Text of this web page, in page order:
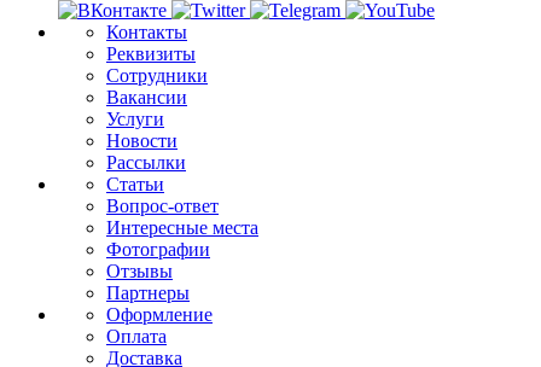
Контакты
Реквизиты
Сотрудники
Вакансии
Услуги
Новости
Рассылки
Статьи
Вопрос-ответ
Интересные места
Фотографии
Отзывы
Партнеры
Оформление
Оплата
Доставка